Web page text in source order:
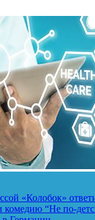
«Колобок»
комедию “Не по-